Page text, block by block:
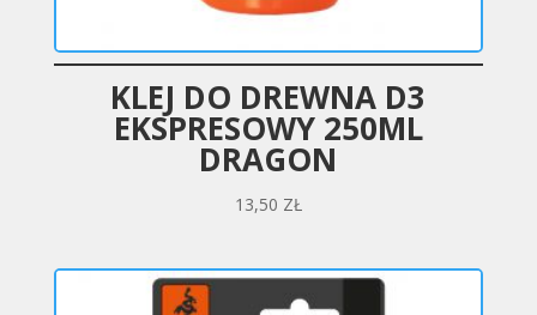
KLEJ DO DREWNA D3
EKSPRESOWY 250ML
DRAGON
13,50 ZŁ